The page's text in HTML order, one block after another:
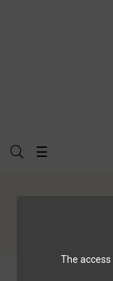
The
Umschalten
☰